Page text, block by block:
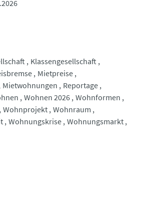
Klassengesellschaft
Mietpreise
Mietwohnungen
Reportage
Wohnen 2026 Wohnformen
Wohnprojekt Wohnraum
Wohnungskrise Wohnungsmarkt